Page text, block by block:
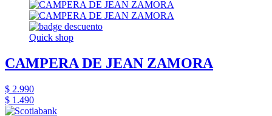
Quick shop
CAMPERA DE JEAN ZAMORA
$ 2.990
$ 1.490